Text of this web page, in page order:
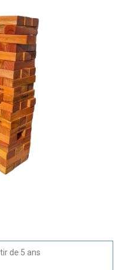
de 5 ans